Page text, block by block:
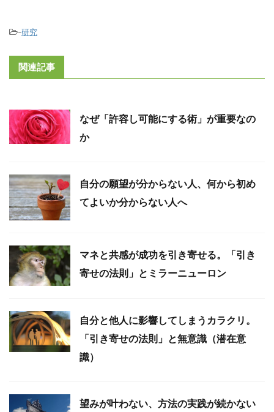
だいたいは、感謝されると心が勝
手に喜んじゃう、と。
うん。
直接的には自分では操作できない
思うし。
まぁ、すげームカつく感じの家族
だとしても、失踪したらきっと必
死になって探すよね。
コンドーさん
ってコトよ。
何かを考えてイヤな気分になった
か。
ラン」ってくらいになっちゃおう
-研究
関連記事
なぜ「許容し可能にする術」が重要なの
か
自分の願望が分からない人、何から初め
てよいか分からない人へ
マネと共感が成功を引き寄せる。「引き
寄せの法則」とミラーニューロン
自分と他人に影響してしまうカラクリ。
「引き寄せの法則」と無意識（潜在意
識）
望みが叶わない、方法の実践が続かない